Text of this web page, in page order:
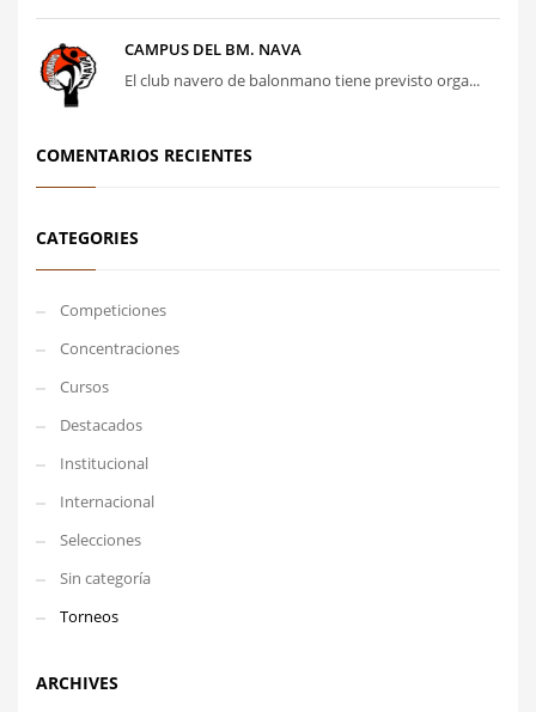
CAMPUS DEL BM. NAVA
El club navero de balonmano tiene previsto orga...
COMENTARIOS RECIENTES
CATEGORIES
Competiciones
Concentraciones
Cursos
Destacados
Institucional
Internacional
Selecciones
Sin categoría
Torneos
ARCHIVES